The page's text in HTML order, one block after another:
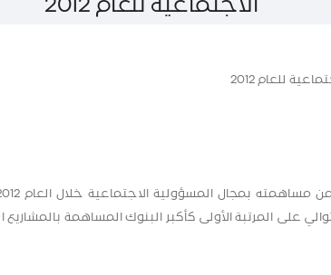
الاجتماعية للعام 2012
التوالي على المرتبة الأولى كأكبر البنوك المساهمة بالمشاريع